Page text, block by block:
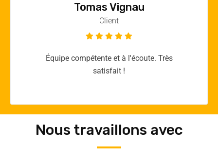
Vincent Quere
Client
Merci yellow365.work pour votre expertise!
Nous travaillons avec